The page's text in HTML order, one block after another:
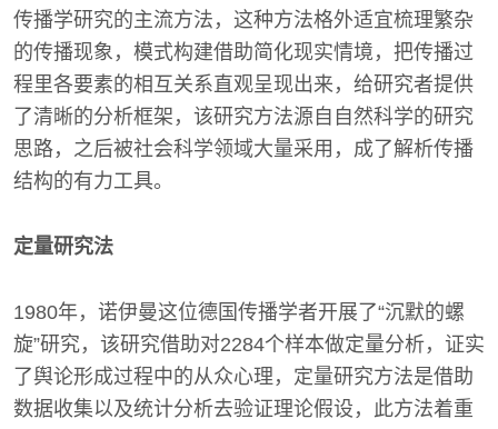
传播学研究的主流方法，这种方法格外适宜梳理繁杂
的传播现象，模式构建借助简化现实情境，把传播过
程里各要素的相互关系直观呈现出来，给研究者提供
了清晰的分析框架，该研究方法源自自然科学的研究
思路，之后被社会科学领域大量采用，成了解析传播
结构的有力工具。
定量研究法
1980年，诺伊曼这位德国传播学者开展了“沉默的螺
旋”研究，该研究借助对2284个样本做定量分析，证实
了舆论形成过程中的从众心理，定量研究方法是借助
数据收集以及统计分析去验证理论假设，此方法着重